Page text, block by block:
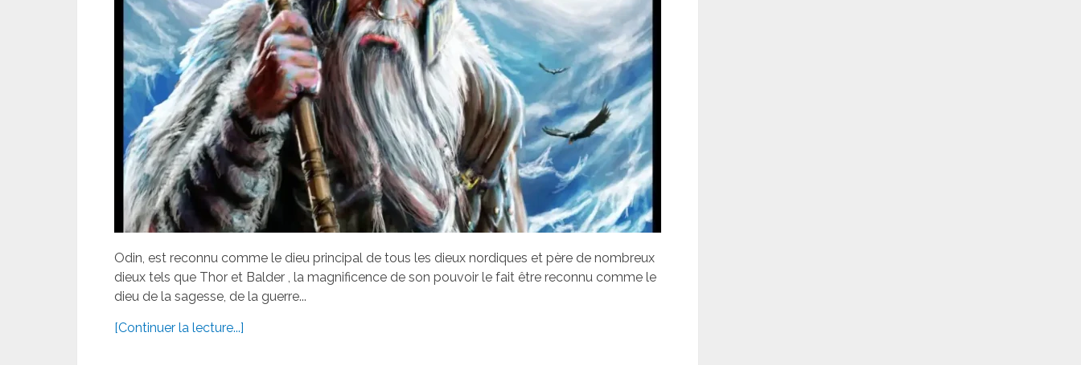
Odin, est reconnu comme le dieu principal de tous les dieux nordiques et père de nombreux
dieux tels que Thor et Balder , la magnificence de son pouvoir le fait être reconnu comme le
dieu de la sagesse, de la guerre...
[Continuer la lecture...]